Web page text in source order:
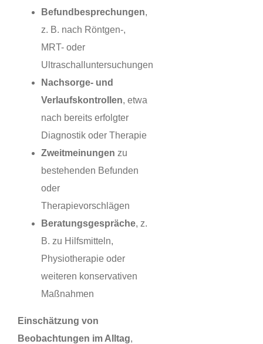
Befundbesprechungen,
z. B. nach Röntgen-,
MRT- oder
Ultraschalluntersuchungen
Nachsorge- und
Verlaufskontrollen, etwa
nach bereits erfolgter
Diagnostik oder Therapie
Zweitmeinungen zu
bestehenden Befunden
oder
Therapievorschlägen
Beratungsgespräche, z.
B. zu Hilfsmitteln,
Physiotherapie oder
weiteren konservativen
Maßnahmen
Einschätzung von
Beobachtungen im Alltag,